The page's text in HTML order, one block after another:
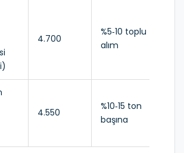
4.700
%5‑10 toplu
alım
4.550
%10‑15 ton
başına